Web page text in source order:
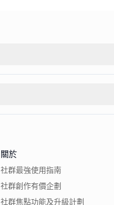
關於
社群最強使用指南
社群創作有價企劃
社群焦點功能及升級計劃